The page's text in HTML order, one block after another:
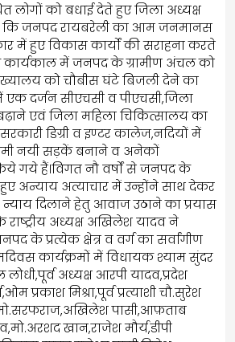
लोगों को बधाई देते हुए जिला अध्यक्ष
कि जनपद रायबरेली का आम जनमानस
में हुए विकास कार्यों की सराहना करते
में जनपद के ग्रामीण अंचल को
को चौबीस घंटे बिजली देने का
में एक दर्जन सीएचसी व पीएचसी,जिला
एवं जिला महिला चिकित्सालय का
डिग्री व इण्टर कालेज,नदियों में
नयी सड़कें बनाने व अनेकों
गये हैं।विगत नौ वर्षों से जनपद के
अन्याय अत्याचार में उन्होंने साथ देकर
दिलाने हेतु आवाज उठाने का प्रयास
राष्ट्रीय अध्यक्ष अखिलेश यादव ने
के प्रत्येक क्षेत्र व वर्ग का सर्वांगीण
कार्यक्रमों में विधायक श्याम सुंदर
लोधी,पूर्व अध्यक्ष आरपी यादव,प्रदेश
प्रकाश मिश्रा,पूर्व प्रत्याशी चौ.सुरेश
पासी,आफ़ताब
खान,राजेश मौर्य,डीपी